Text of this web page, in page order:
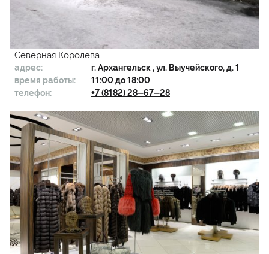
Северная Королева
адрес: г.Архангельск, ул. Выучейского, д. 1
время работы:
11:00 до 18:00
телефон:
+7 (8182) 28‒67‒28